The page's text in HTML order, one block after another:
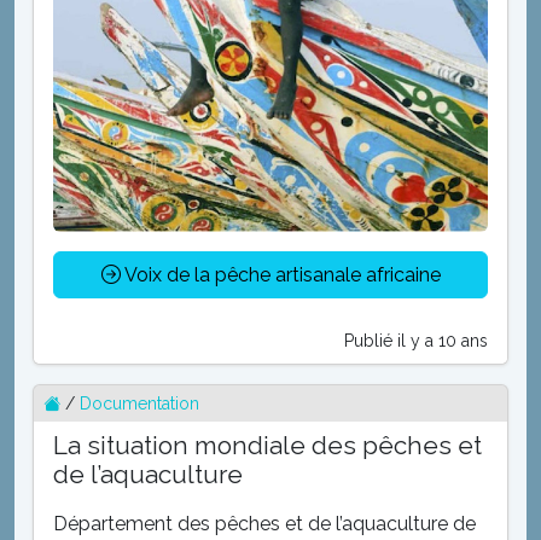
Voix de la pêche artisanale africaine
Publié il y a 10 ans
/ Documentation
La situation mondiale des pêches et
de l’aquaculture
Département des pêches et de l’aquaculture de